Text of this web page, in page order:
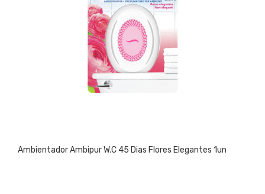
Ambientador Ambipur W.C 45 Dias Flores Elegantes 1un